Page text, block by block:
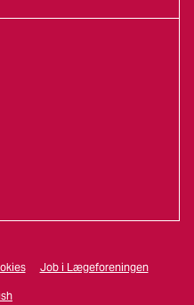
Job i Lægeforeningen